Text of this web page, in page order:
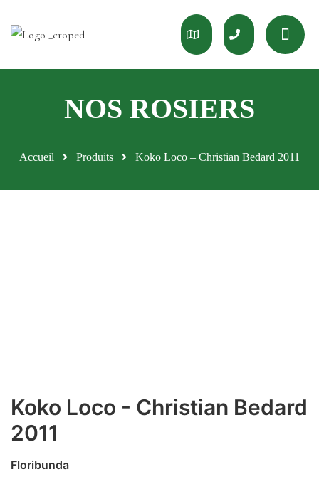
Accueil Produits Koko Loco – Christian Bedard 2011
Koko Loco - Christian Bedard
2011
Floribunda